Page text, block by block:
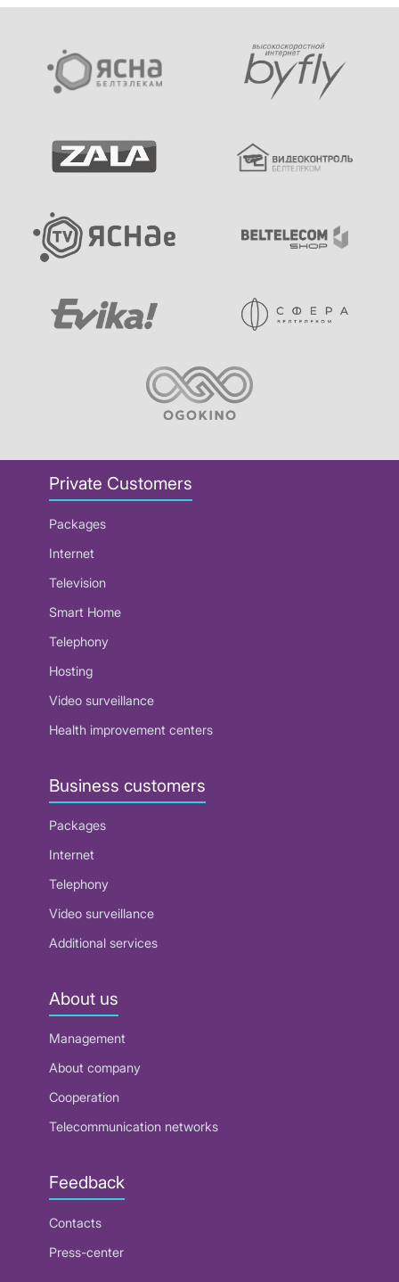
Private Customers
Packages
Internet
Television
Smart Home
Telephony
Hosting
Video surveillance
Health improvement centers
Business customers
Packages
Internet
Telephony
Video surveillance
Additional services
About us
Management
About company
Cooperation
Telecommunication networks
Feedback
Contacts
Press-center